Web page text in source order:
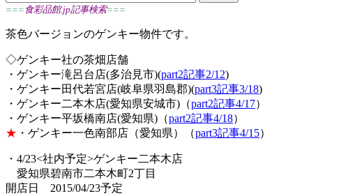
=== 食彩品館.jp記事検索===
茶色バージョンのゲンキー物件です。
◇ゲンキー社の茶畑店舗
・ゲンキー滝呂台店(多治見市)(part2記事2/12)
・ゲンキー田代若宮店(岐阜県羽島郡)(part3記事3/18)
・ゲンキー二本木店(愛知県安城市)（part2記事4/17）
・ゲンキー平坂橋南店(愛知県)（part2記事4/18）
★ ・ゲンキー一色南部店（愛知県）（part3記事4/15）
・4/23<社内予定>ゲンキー二本木店
愛知県碧南市二本木町2丁目
開店日 2015/04/23予定